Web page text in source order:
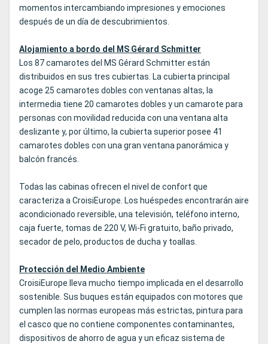
momentos intercambiando impresiones y emociones
después de un día de descubrimientos.
Alojamiento a bordo del MS Gérard Schmitter
Los 87 camarotes del MS Gérard Schmitter están
distribuidos en sus tres cubiertas. La cubierta principal
acoge 25 camarotes dobles con ventanas altas, la
intermedia tiene 20 camarotes dobles y un camarote para
personas con movilidad reducida con una ventana alta
deslizante y, por último, la cubierta superior posee 41
camarotes dobles con una gran ventana panorámica y
balcón francés.
Todas las cabinas ofrecen el nivel de confort que
caracteriza a CroisiEurope. Los huéspedes encontrarán aire
acondicionado reversible, una televisión, teléfono interno,
caja fuerte, tomas de 220 V, Wi-Fi gratuito, baño privado,
secador de pelo, productos de ducha y toallas.
Protección del Medio Ambiente
CroisiEurope lleva mucho tiempo implicada en el desarrollo
sostenible. Sus buques están equipados con motores que
cumplen las normas europeas más estrictas, pintura para
el casco que no contiene componentes contaminantes,
dispositivos de ahorro de agua y un eficaz sistema de